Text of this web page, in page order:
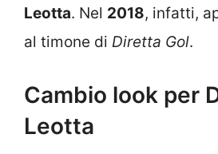
Leotta. Nel 2018, infatti,
al timone di Diretta Gol.
Cambio look per
Leotta